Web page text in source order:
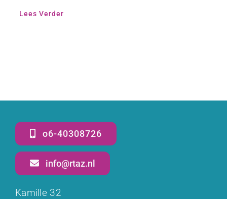
Lees Verder
o6-40308726
info@rtaz.nl
Kamille 32